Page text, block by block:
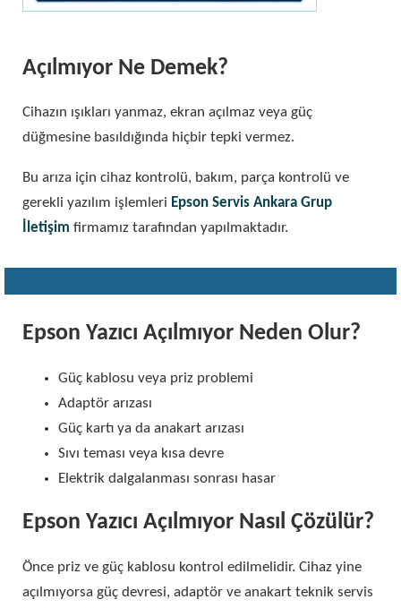
Açılmıyor Ne Demek?
Cihazın ışıkları yanmaz, ekran açılmaz veya güç
düğmesine basıldığında hiçbir tepki vermez.
Bu arıza için cihaz kontrolü, bakım, parça kontrolü ve
gerekli yazılım işlemleri Epson Servis Ankara Grup
İletişim firmamız tarafından yapılmaktadır.
Epson Yazıcı Açılmıyor Neden Olur?
Güç kablosu veya priz problemi
Adaptör arızası
Güç kartı ya da anakart arızası
Sıvı teması veya kısa devre
Elektrik dalgalanması sonrası hasar
Epson Yazıcı Açılmıyor Nasıl Çözülür?
Önce priz ve güç kablosu kontrol edilmelidir. Cihaz yine
açılmıyorsa güç devresi, adaptör ve anakart teknik servis